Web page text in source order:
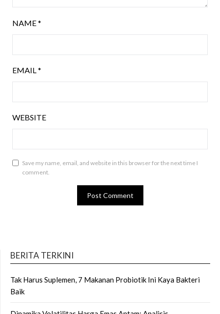
NAME*
EMAIL*
WEBSITE
Save my name, email, and website in this browser for the next time I
comment.
BERITA TERKINI
Tak Harus Suplemen, 7 Makanan Probiotik Ini Kaya Bakteri
Baik